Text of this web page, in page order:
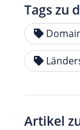
Tags zu
Artikel